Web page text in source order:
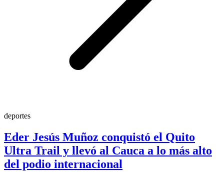
deportes
Eder Jesús Muñoz conquistó el Quito
Ultra Trail y llevó al Cauca a lo más alto
del podio internacional